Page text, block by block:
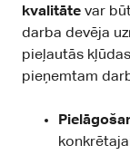
kvalitāte var
darba devēja
pieļautās
pieņemtam